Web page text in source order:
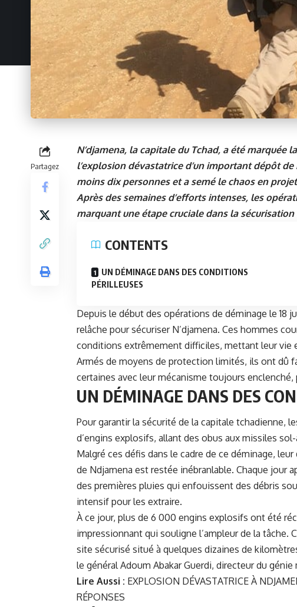
Partagez
N’djamena, la capitale du Tchad, a été marquée
l’explosion dévastatrice d’un important dépôt
moins dix personnes et a semé le chaos en
Après des semaines d’efforts intenses, les
marquant une étape cruciale dans la
CONTENTS
UN DÉMINAGE DANS DES CONDITIONS
PÉRILLEUSES
Depuis le début des opérations de déminage le 18
relâche pour sécuriser N’djamena. Ces hommes
conditions extrêmement difficiles, mettant leur vie
Armés de moyens de protection limités, ils ont dû
certaines avec leur mécanisme toujours
UN DÉMINAGE DANS DES
Pour garantir la sécurité de la capitale tchadienne,
d’engins explosifs, allant des obus aux missiles
Malgré ces défis dans le cadre de ce déminage,
de Ndjamena est restée inébranlable. Chaque jour
des premières pluies qui enfouissent des débris
intensif pour les extraire.
À ce jour, plus de 6 000 engins explosifs ont été
impressionnant qui souligne l’ampleur de la
site sécurisé situé à quelques dizaines de
le général Adoum Abakar Guerdi, directeur du génie
Lire Aussi : EXPLOSION DÉVASTATRICE À
RÉPONSES